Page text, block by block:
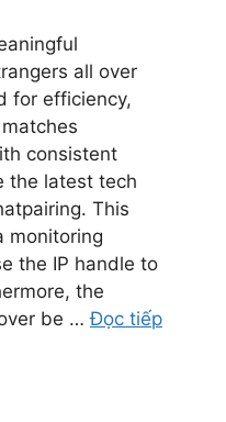
all over
for efficiency,
consistent
the latest tech
This
monitoring
the IP handle to
the
be …Đọc tiếp